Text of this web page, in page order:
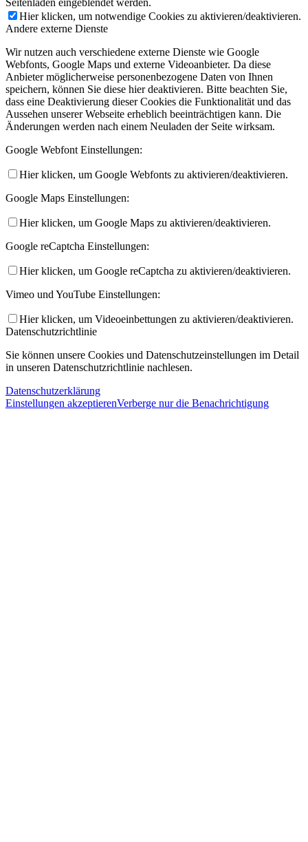
Seitenladen eingeblendet werden.
Hier klicken, um notwendige Cookies zu aktivieren/deaktivieren.
Andere externe Dienste
Wir nutzen auch verschiedene externe Dienste wie Google
Webfonts, Google Maps und externe Videoanbieter. Da diese
Anbieter möglicherweise personenbezogene Daten von Ihnen
speichern, können Sie diese hier deaktivieren. Bitte beachten Sie,
dass eine Deaktivierung dieser Cookies die Funktionalität und das
Aussehen unserer Webseite erheblich beeinträchtigen kann. Die
Änderungen werden nach einem Neuladen der Seite wirksam.
Google Webfont Einstellungen:
Hier klicken, um Google Webfonts zu aktivieren/deaktivieren.
Google Maps Einstellungen:
Hier klicken, um Google Maps zu aktivieren/deaktivieren.
Google reCaptcha Einstellungen:
Hier klicken, um Google reCaptcha zu aktivieren/deaktivieren.
Vimeo und YouTube Einstellungen:
Hier klicken, um Videoeinbettungen zu aktivieren/deaktivieren.
Datenschutzrichtlinie
Sie können unsere Cookies und Datenschutzeinstellungen im Detail
in unseren Datenschutzrichtlinie nachlesen.
Datenschutzerklärung
Einstellungen akzeptierenVerberge nur die Benachrichtigung